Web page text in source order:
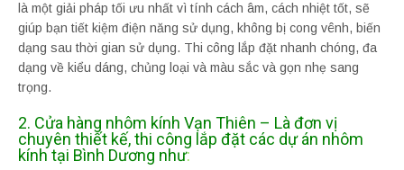
là một giải pháp tối ưu nhất vì tính cách âm, cách nhiệt tốt, sẽ
giúp bạn tiết kiệm điện năng sử dụng, không bị cong vênh, biến
dạng sau thời gian sử dụng. Thi công lắp đặt nhanh chóng, đa
dạng về kiểu dáng, chủng loại và màu sắc và gọn nhẹ sang
trọng.
2. Cửa hàng nhôm kính Vạn Thiên – Là đơn vị
chuyên thiết kế, thi công lắp đặt các dự án nhôm
kính tại Bình Dương như: